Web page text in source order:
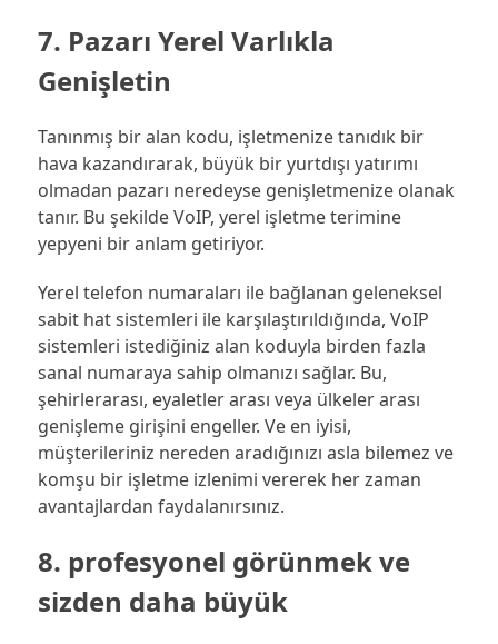
7. Pazarı Yerel Varlıkla
Genişletin
Tanınmış bir alan kodu, işletmenize tanıdık bir
hava kazandırarak, büyük bir yurtdışı yatırımı
olmadan pazarı neredeyse genişletmenize olanak
tanır. Bu şekilde VoIP, yerel işletme terimine
yepyeni bir anlam getiriyor.
Yerel telefon numaraları ile bağlanan geleneksel
sabit hat sistemleri ile karşılaştırıldığında, VoIP
sistemleri istediğiniz alan koduyla birden fazla
sanal numaraya sahip olmanızı sağlar. Bu,
şehirlerarası, eyaletler arası veya ülkeler arası
genişleme girişini engeller. Ve en iyisi,
müşterileriniz nereden aradığınızı asla bilemez ve
komşu bir işletme izlenimi vererek her zaman
avantajlardan faydalanırsınız.
8. profesyonel görünmek ve
sizden daha büyük